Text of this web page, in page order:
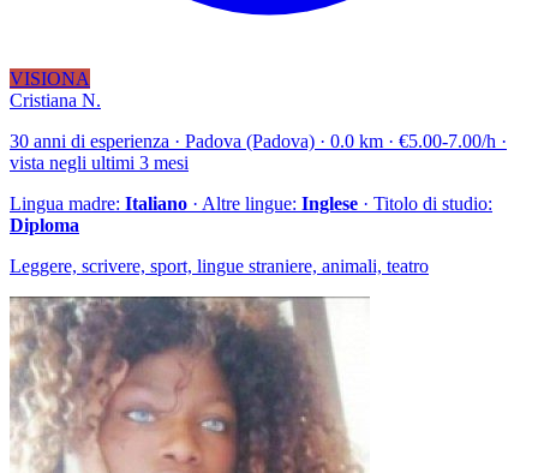
VISIONA
Cristiana N.
30 anni di esperienza · Padova (Padova) · 0.0 km · €5.00-7.00/h ·
vista negli ultimi 3 mesi
Lingua madre: Italiano · Altre lingue: Inglese · Titolo di studio:
Diploma
Leggere, scrivere, sport, lingue straniere, animali, teatro